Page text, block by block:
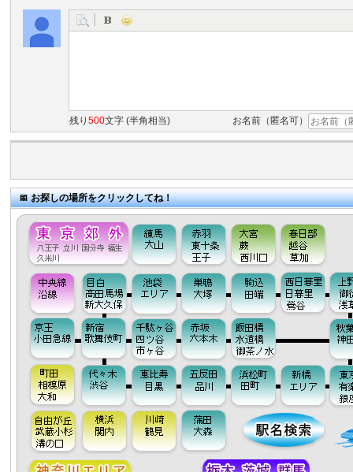
残り 500文字 (半角相当) お名前（匿名可）
お探しの場所をクリックしてね！